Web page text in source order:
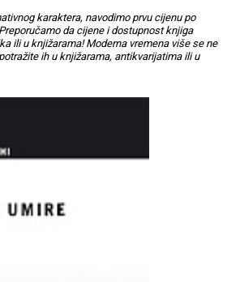
karaktera, navodimo prvu cijenu po
da cijene i dostupnost knjiga
ili u knjižarama! Moderna vremena više se ne
ih u knjižarama, antikvarijatima ili u